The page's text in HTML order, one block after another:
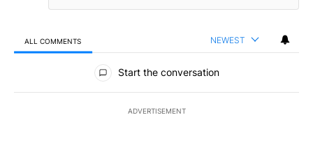
ALL COMMENTS NEWEST
All Comments
Start the conversation
ADVERTISEMENT